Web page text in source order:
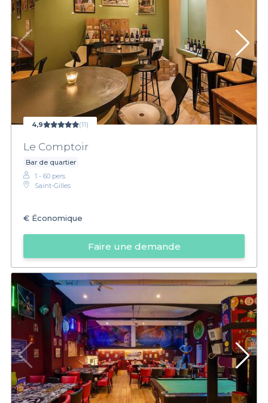
4,9 (11)
Le Comptoir
Bar de quartier
1 - 60 pers.
Saint-Gilles
€ Économique
Faire une demande